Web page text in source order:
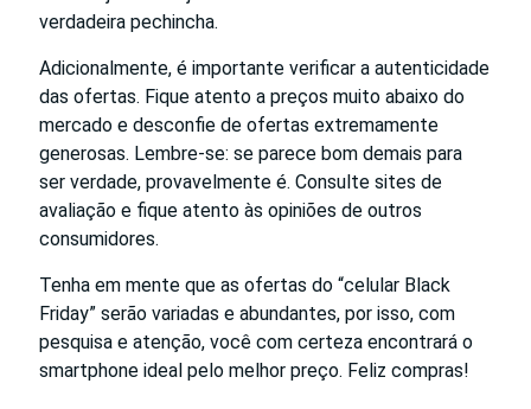
verdadeira pechincha.
Adicionalmente, é importante verificar a autenticidade
das ofertas. Fique atento a preços muito abaixo do
mercado e desconfie de ofertas extremamente
generosas. Lembre-se: se parece bom demais para
ser verdade, provavelmente é. Consulte sites de
avaliação e fique atento às opiniões de outros
consumidores.
Tenha em mente que as ofertas do “celular Black
Friday” serão variadas e abundantes, por isso, com
pesquisa e atenção, você com certeza encontrará o
smartphone ideal pelo melhor preço. Feliz compras!